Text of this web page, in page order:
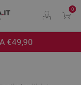
0
€49,90